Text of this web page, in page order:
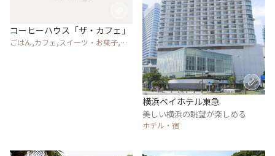
コーヒーハウス「ザ・カフェ」
ごはん,カフェ,スイーツ・お菓子,パ
横浜ベイホテル東急
美しい横浜の眺望が楽しめる
ホテル・宿